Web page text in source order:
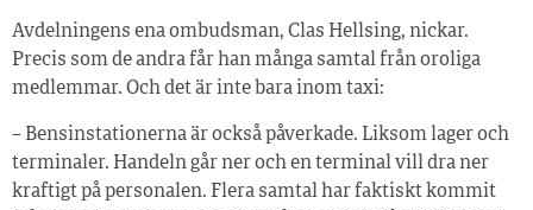
Avdelningens ena ombudsman, Clas Hellsing, nickar.
Precis som de andra får han många samtal från oroliga
medlemmar. Och det är inte bara inom taxi:
– Bensinstationerna är också påverkade. Liksom lager och
terminaler. Handeln går ner och en terminal vill dra ner
kraftigt på personalen. Flera samtal har faktiskt kommit